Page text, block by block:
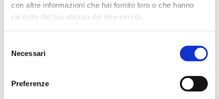
con altre informazioni che hai fornito loro o che hanno
raccolto dal tuo utilizzo dei loro servizi.
delNecessari
Preferenze